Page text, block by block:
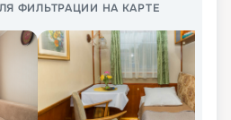
ФИЛЬТРАЦИИ НА КАРТЕ